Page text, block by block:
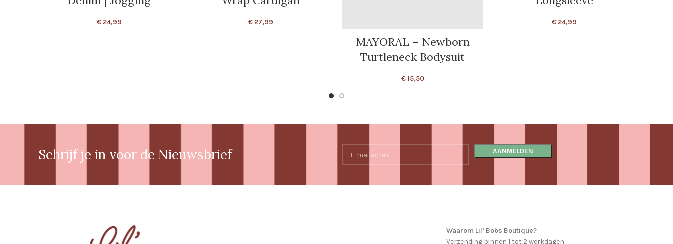
€24,99 €27,99
MAYORAL – Newborn
Turtleneck Bodysuit
€15,50
€24,99
Schrijf je in voor de Nieuwsbrief
Waarom Lil’ Bobs Boutique?
Verzending binnen 1 tot 2 werkdagen